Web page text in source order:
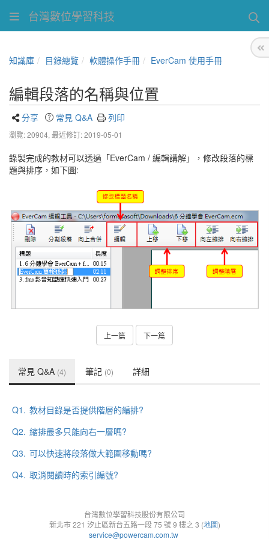
台灣數位學習科技
知識庫 目錄總覽 軟體操作手冊 EverCam 使用手冊
編輯段落的名稱與位置
分享 常見 Q&A 列印
瀏覽: 20904, 最近修訂: 2019-05-01
錄製完成的教材可以透過「EverCam / 編輯講解」，修改段落的標
題與排序，如下圖:
上一篇 下一篇
常見 Q&A (4) 筆記 (0) 詳細
Q1. 教材目錄是否提供階層的編排?
Q2. 縮排最多只能向右一層嗎?
Q3. 可以快速將段落做大範圍移動嗎?
Q4. 取消閱讀時的索引編號?
台灣數位學習科技股份有限公司
新北市 221 汐止區新台五路一段 75 號 9 樓之 3 (地圖)
service@powercam.com.tw